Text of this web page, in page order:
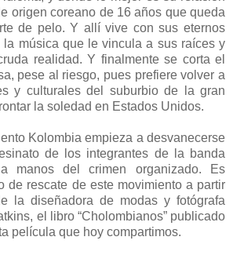
origen coreano de 16 años que queda
de pelo. Y allí vive con sus eternos
la música que le vincula a sus raíces y
realidad. Y finalmente se corta el
pese al riesgo, pues prefiere volver a
y culturales del suburbio de la gran
la soledad en Estados Unidos.
Kolombia empieza a desvanecerse
de los integrantes de la banda
manos del crimen organizado. Es
de rescate de este movimiento a partir
la diseñadora de modas y fotógrafa
el libro “Cholombianos” publicado
película que hoy compartimos.